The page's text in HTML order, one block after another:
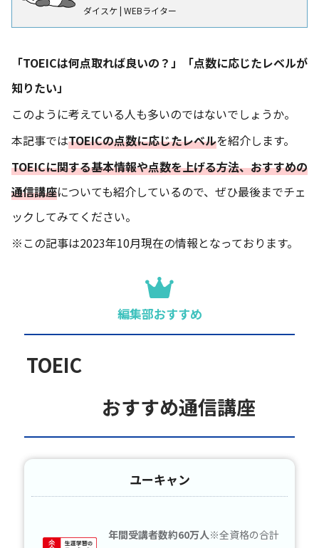
ダイスケ | WEBライター
「TOEICは何点取れば良いの？」「点数に応じたレベルが
知りたい」
このように考えている人も多いのではないでしょうか。
本記事ではTOEICの点数に応じたレベルを紹介します。
TOEICに関する基本情報や点数を上げる方法、おすすめの
通信講座についても紹介しているので、ぜひ最後までチェ
ックしてみてください。
※この記事は2023年10月現在の情報となっております。
編集部おすすめ
TOEIC
おすすめ通信講座
ユーキャン
年間受講者数約60万人※全資格の合計